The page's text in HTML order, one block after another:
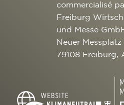
commercialisé
Freiburg
und Messe
Neuer Messplatz
79108 Freiburg,